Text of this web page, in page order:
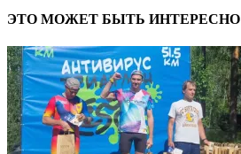
ЭТО МОЖЕТ БЫТЬ ИНТЕРЕСНО